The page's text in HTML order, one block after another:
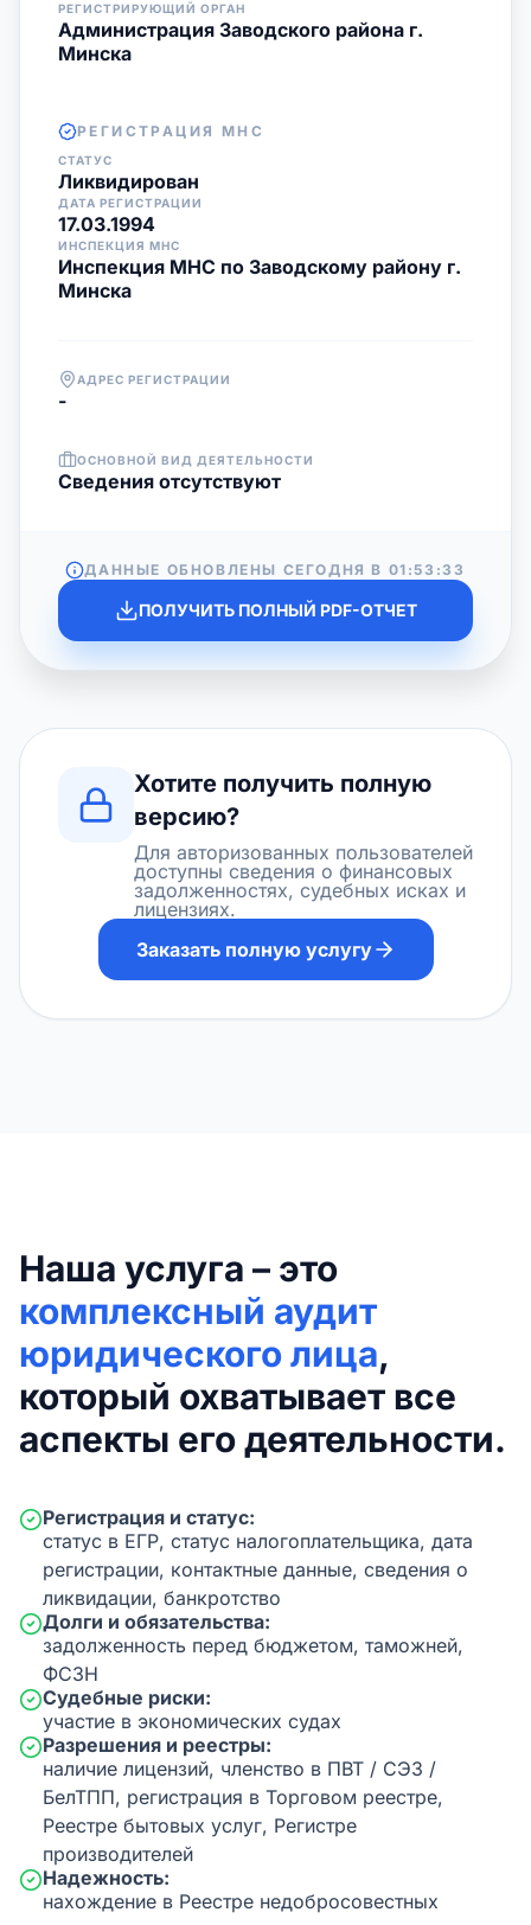
РЕГИСТРИРУЮЩИЙ ОРГАН
Администрация Заводского района г.
Минска
РЕГИСТРАЦИЯ МНС
СТАТУС
Ликвидирован
ДАТА РЕГИСТРАЦИИ
17.03.1994
ИНСПЕКЦИЯ МНС
Инспекция МНС по Заводскому району г.
Минска
АДРЕС РЕГИСТРАЦИИ
-
ОСНОВНОЙ ВИД ДЕЯТЕЛЬНОСТИ
Cведения отсутствуют
ДАННЫЕ ОБНОВЛЕНЫ СЕГОДНЯ В 01:53:33
ПОЛУЧИТЬ ПОЛНЫЙ PDF-ОТЧЕТ
Хотите получить полную
версию?
Для авторизованных пользователей
доступны сведения о финансовых
задолженностях, судебных исках и
лицензиях.
Заказать полную услугу
Наша услуга – это
комплексный аудит
юридического лица,
который охватывает все
аспекты его деятельности.
Регистрация и статус:
статус в ЕГР, статус налогоплательщика, дата
регистрации, контактные данные, сведения о
ликвидации, банкротство
Долги и обязательства:
задолженность перед бюджетом, таможней,
ФСЗН
Судебные риски:
участие в экономических судах
Разрешения и реестры:
наличие лицензий, членство в ПВТ / СЭЗ /
БелТПП, регистрация в Торговом реестре,
Реестре бытовых услуг, Регистре
производителей
Надежность:
нахождение в Реестре недобросовестных